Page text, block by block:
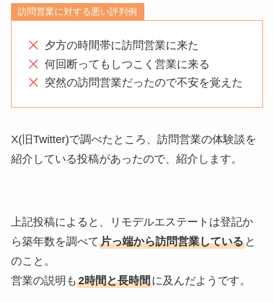
訪問営業に対する悪い評判例
夕方の時間帯に訪問営業に来た
何回断ってもしつこく営業に来る
突然の訪問営業だったので不安を覚えた
X(旧Twitter)で調べたところ、訪問営業の体験談を
紹介している投稿があったので、紹介します。
上記投稿によると、リモデルエステートは登記か
ら築年数を調べて片っ端から訪問営業していると
のこと。
営業の説明も 2時間と長時間に及んだようです。